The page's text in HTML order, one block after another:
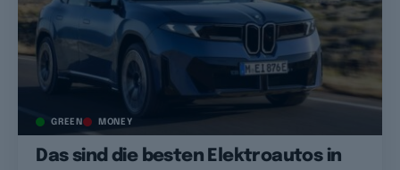
GREEN MONEY
Das sind die besten Elektroautos in